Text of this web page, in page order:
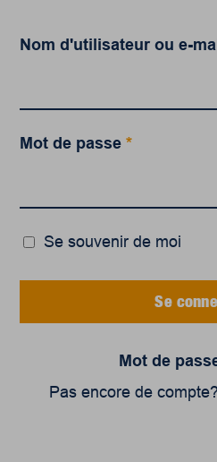
Nom d'utilisateur ou e-
Mot de passe*
Se souvenir de moi
Se
Mot de
Pas encore de compte?